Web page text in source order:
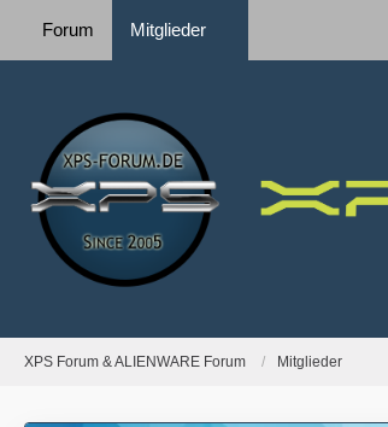
Forum Mitglieder
XPS Forum & ALIENWARE Forum Mitglieder